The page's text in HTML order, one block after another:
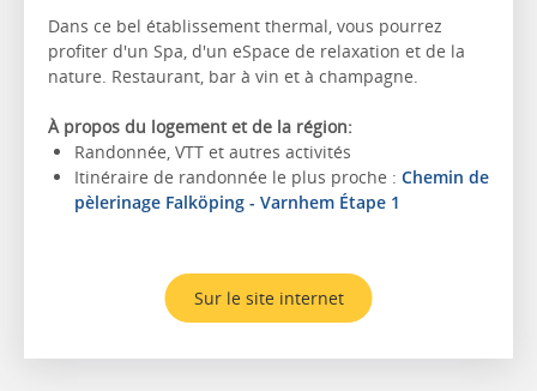
Dans ce bel établissement thermal, vous pourrez
profiter d'un Spa, d'un eSpace de relaxation et de la
nature. Restaurant, bar à vin et à champagne.
À propos du logement et de la région:
Randonnée, VTT et autres activités
Itinéraire de randonnée le plus proche : Chemin de
pèlerinage Falköping - Varnhem Étape 1
Sur le site internet